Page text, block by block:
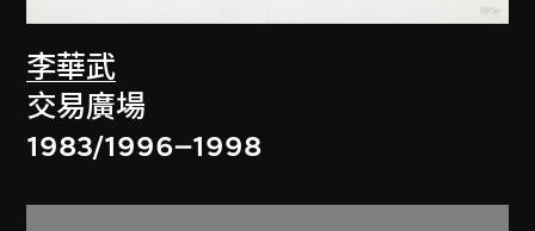
李華武
交易廣場
1983/1996–1998